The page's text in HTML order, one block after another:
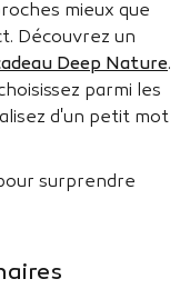
mieux que
Découvrez un
Deep Nature.
parmi les
d'un petit mot
surprendre